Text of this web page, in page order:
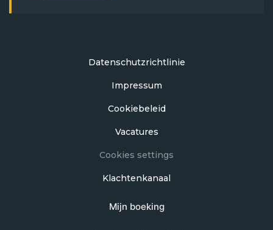
Datenschutzrichtlinie
Impressum
Cookiebeleid
Vacatures
Cookies settings
Klachtenkanaal
Mijn boeking